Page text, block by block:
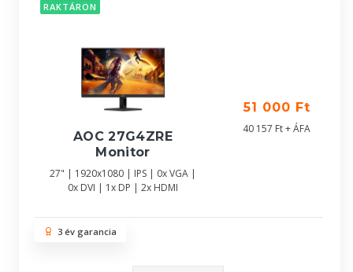
RAKTÁRON
AOC 27G4ZRE
Monitor
27" | 1920x1080 | IPS | 0x VGA |
0x DVI | 1x DP | 2x HDMI
51 000 Ft
40 157 Ft + ÁFA
3 év garancia